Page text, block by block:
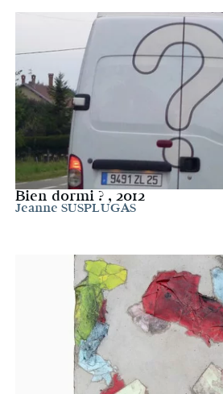
Bien dormi ? , 2012
Jeanne SUSPLUGAS